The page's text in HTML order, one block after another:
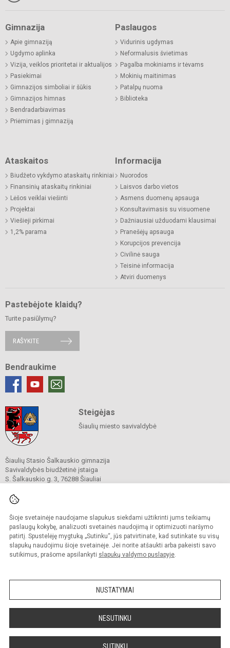
Šioje svetainėje naudojame slapukus siekdami užtikrinti jums teikiamų
paslaugų kokybę, analizuoti svetainės naudojimą ir optimizuoti naršymo
patirtį. Spustelėję mygtuką „Sutinku“, jūs patvirtinate, kad sutinkate su visų
slapukų naudojimu šioje svetainėje. Jei norite atšaukti arba pakeisti savo
sutikimus, prašome apsilankyti slapukų valdymo puslapyje.
NUSTATYMAI
NESUTINKU
SUTINKU
Gimnazija
Apie gimnaziją
Ugdymo aplinka
Vizija, veiklos prioritetai ir aktualijos
Pasiekimai
Gimnazijos simboliai ir šūkis
Gimnazijos himnas
Bendradarbiavimas
Priėmimas į gimnaziją
Paslaugos
Vidurinis ugdymas
Neformalusis švietimas
Pagalba mokiniams ir tėvams
Mokinių maitinimas
Patalpų nuoma
Biblioteka
Ataskaitos
Biudžeto vykdymo ataskaitų rinkiniai
Finansinių ataskaitų rinkiniai
Lėšos veiklai viešinti
Projektai
Viešieji pirkimai
1,2% parama
Informacija
Nuorodos
Laisvos darbo vietos
Asmens duomenų apsauga
Konsultavimasis su visuomene
Dažniausiai užduodami klausimai
Pranešėjų apsauga
Korupcijos prevencija
Civilinė sauga
Teisinė informacija
Atviri duomenys
Pastebėjote klaidų?
Turite pasiūlymų?
RAŠYKITE
Bendraukime
Steigėjas
Šiaulių miesto savivaldybė
Šiaulių Stasio Šalkauskio gimnazija
Savivaldybės biudžetinė įstaiga
S. Šalkauskio g. 3, 76288 Šiauliai
El. p.
www.salkauskis.lt
Duomenys kaupiami ir saugomi
Juridinių asmenų registre
Įmonės kodas 190531418
Kopijuoti turinį be raštiško gimnazijos sutikimo griežtai draudžiama.
Prieinamumo paraiška Slapukų valdymas
svetainę